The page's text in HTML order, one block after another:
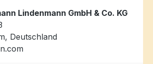
Lindenmann GmbH & Co. KG
Deutschland